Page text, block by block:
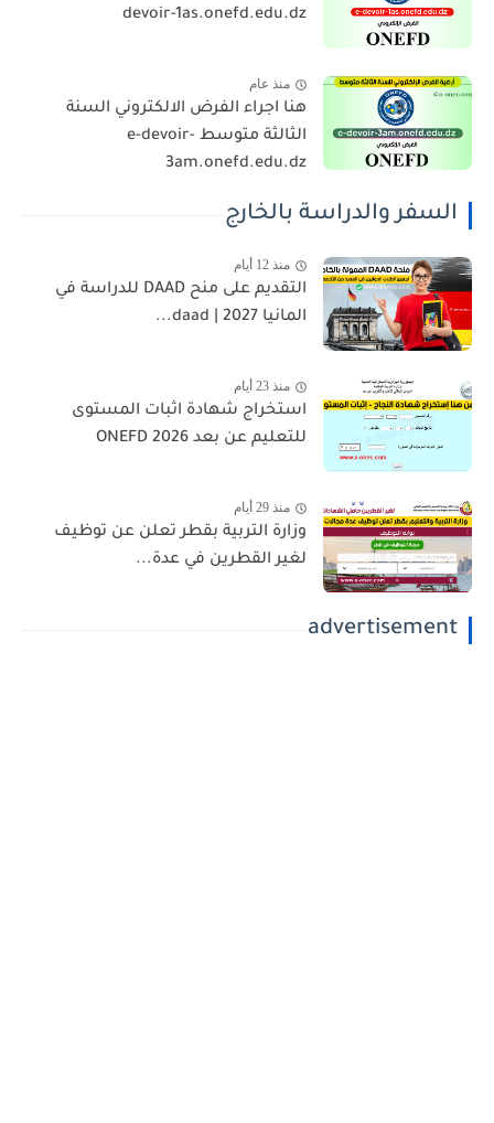
devoir-1as.onefd.edu.dz
منذ عام
هنا اجراء الفرض الالكتروني السنة
الثالثة متوسط e-devoir-
3am.onefd.edu.dz
السفر والدراسة بالخارج
منذ 12 أيام
التقديم على منح DAAD للدراسة في
المانيا 2027 | daad...
منذ 23 أيام
استخراج شهادة اثبات المستوى
للتعليم عن بعد 2026 ONEFD
منذ 29 أيام
وزارة التربية بقطر تعلن عن توظيف
لغير القطرين في عدة...
advertisement